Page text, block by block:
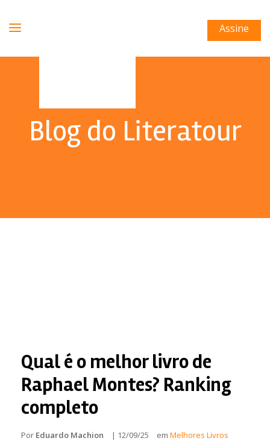
Assine
Blog do Literatour
Qual é o melhor livro de
Raphael Montes? Ranking
completo
Por Eduardo Machion | 12/09/25 em Melhores Livros